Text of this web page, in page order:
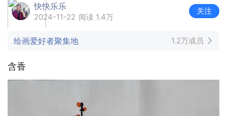
快快乐乐
2024-11-22 阅读 1.4万
关注
绘画爱好者聚集地 1.2万成员
含香